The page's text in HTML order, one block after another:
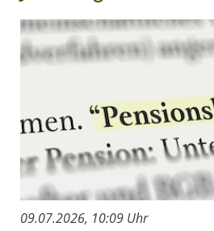
09.07.2026, 10:09 Uhr